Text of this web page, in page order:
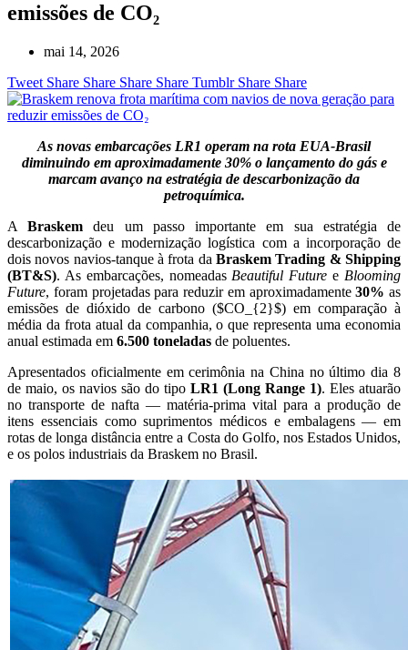
emissões de CO₂
mai 14, 2026
Tweet Share Share Share Share Tumblr Share Share
As novas embarcações LR1 operam na rota EUA-Brasil
diminuindo em aproximadamente 30% o lançamento do gás e
marcam avanço na estratégia de descarbonização da
petroquímica.
ABraskem deu um passo importante em sua estratégia de
descarbonização e modernização logística com a incorporação de
dois novos navios-tanque à frota da Braskem Trading & Shipping
(BT&S). As embarcações, nomeadas Beautiful Future e Blooming
Future, foram projetadas para reduzir em aproximadamente30% as
emissões de dióxido de carbono ($CO_{2}$) em comparação à
média da frota atual da companhia, o que representa uma economia
anual estimada em 6.500 toneladas de poluentes.
Apresentados oficialmente em cerimônia na China no último dia 8
de maio, os navios são do tipo LR1 (Long Range 1). Eles atuarão
no transporte de nafta — matéria-prima vital para a produção de
itens essenciais como suprimentos médicos e embalagens — em
rotas de longa distância entre a Costa do Golfo, nos Estados Unidos,
e os polos industriais da Braskem no Brasil.